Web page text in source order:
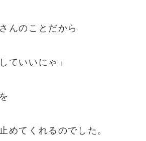
んのことだから
ていいにゃ」
めてくれるのでした。